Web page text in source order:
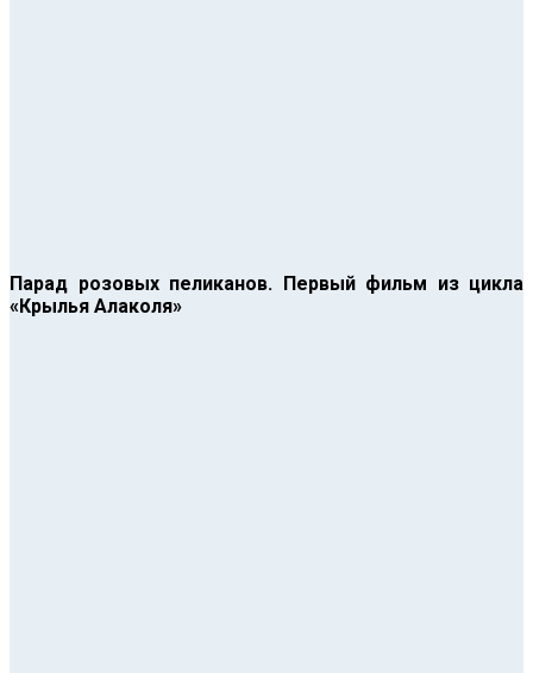
Парад розовых пеликанов. Первый фильм из цикла
«Крылья Алаколя»